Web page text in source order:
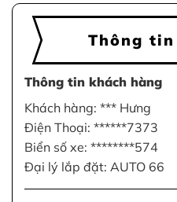
Thông
Thông tin khách hàng
Khách hàng: *** Hưng
Điện Thoại: ******7373
Biển số xe: ********574
Đại lý lắp đặt: AUTO 66